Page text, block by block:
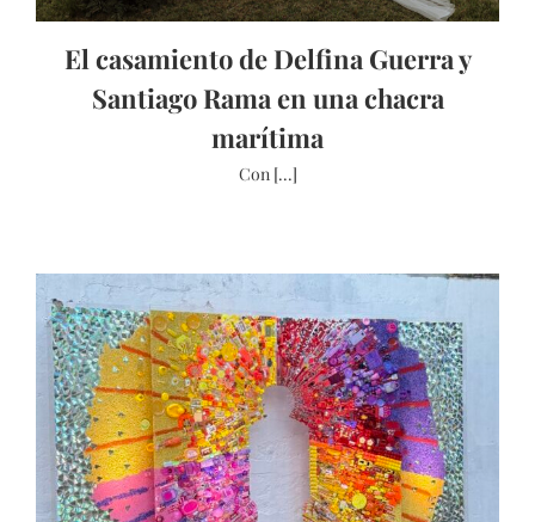
El casamiento de Delfina Guerra y
Santiago Rama en una chacra
marítima
Con [...]